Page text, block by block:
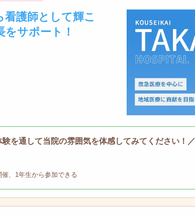
看護師として輝こ
サポート！
を通して当院の雰囲気を体感してみてください！／
、1年生から参加できる